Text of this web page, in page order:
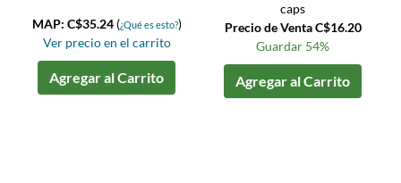
MAP: C$35.24 (¿Qué es esto?)
Ver precio en el carrito
Agregar al Carrito
caps
Precio de Venta C$16.20
Guardar 54%
Agregar al Carrito